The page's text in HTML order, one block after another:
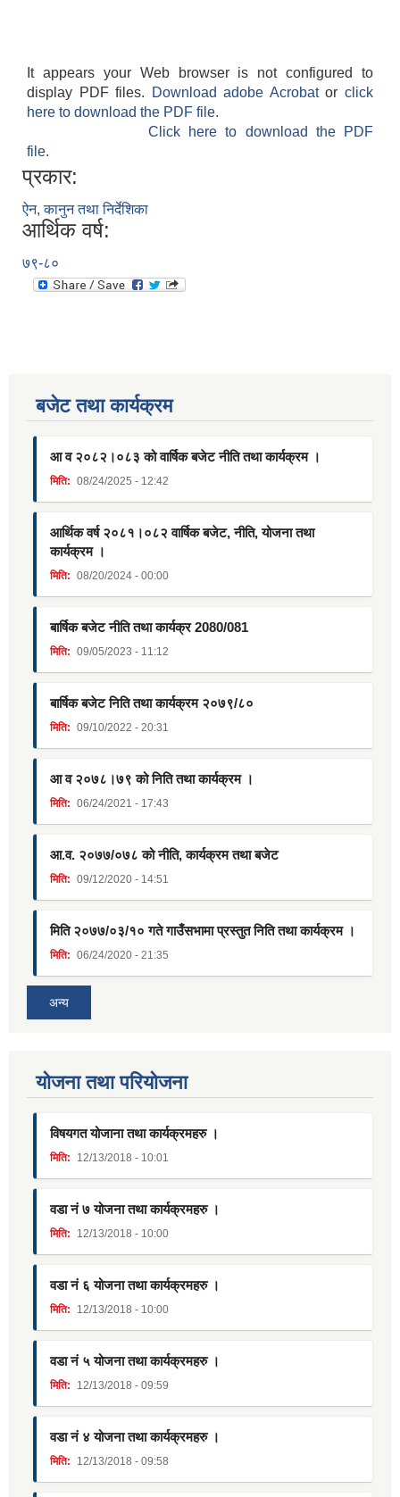
It appears your Web browser is not configured to
display PDF files.
Download adobe Acrobatorclick
here to download the PDF file.
Click here to download the PDF
file.
प्रकार:
ऐन, कानुन तथा निर्देशिका
आर्थिक वर्ष:
७९-८०
बजेट तथा कार्यक्रम
आ व २०८२।०८३ को वार्षिक बजेट नीति तथा कार्यक्रम ।
मिति: 08/24/2025 - 12:42
आर्थिक वर्ष २०८१।०८२ वार्षिक बजेट, नीति, योजना तथा
कार्यक्रम ।
मिति: 08/20/2024 - 00:00
बार्षिक बजेट नीति तथा कार्यक्र 2080/081
मिति: 09/05/2023 - 11:12
बार्षिक बजेट निति तथा कार्यक्रम २०७९/८०
मिति: 09/10/2022 - 20:31
आ व २०७८।७९ को निति तथा कार्यक्रम ।
मिति: 06/24/2021 - 17:43
आ.व. २०७७/०७८ को नीति, कार्यक्रम तथा बजेट
मिति: 09/12/2020 - 14:51
मिति २०७७/०३/१० गते गाउँसभामा प्रस्तुत निति तथा कार्यक्रम ।
मिति: 06/24/2020 - 21:35
अन्य
याेजना तथा परियाेजना
विषयगत योजाना तथा कार्यक्रमहरु ।
मिति: 12/13/2018 - 10:01
वडा नं ७ योजना तथा कार्यक्रमहरु ।
मिति: 12/13/2018 - 10:00
वडा नं ६ योजना तथा कार्यक्रमहरु ।
मिति: 12/13/2018 - 10:00
वडा नं ५ योजना तथा कार्यक्रमहरु ।
मिति: 12/13/2018 - 09:59
वडा नं ४ योजना तथा कार्यक्रमहरु ।
मिति: 12/13/2018 - 09:58